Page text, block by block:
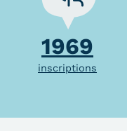
1969
inscriptions